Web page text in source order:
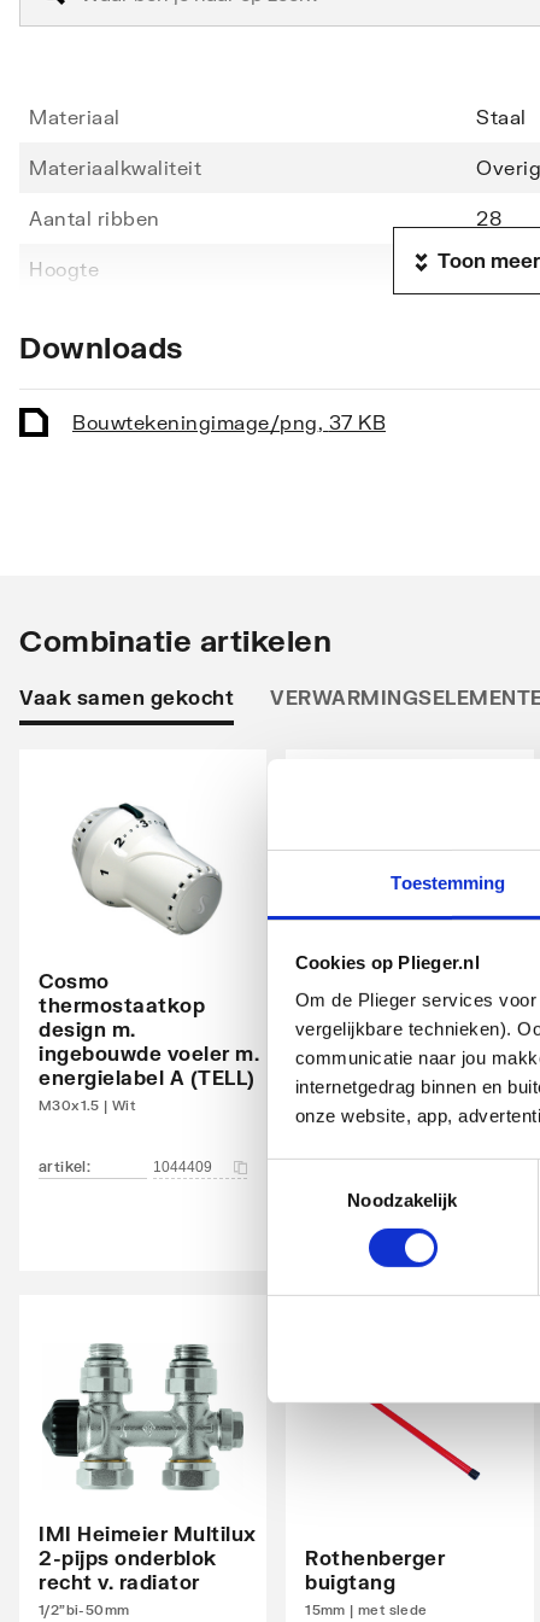
Toestemming
Cookies op Plieger.nl
Om de Plieger services
vergelijkbare technieken).
communicatie naar jou
internetgedrag binnen en
onze website, app,
Noodzakelijk
Materiaal Staal
Materiaalkwaliteit Overig
Aantal ribben 28
Hoogte 1210
Vorm stralingsbuis
Warmteafgifte EN 442 20°C - 75/65
N-exponent
Max. werkdruk 10
Waterinhoud 5.9
Kleur
RAL-nummer 9016
Glansgraad Mat
Gelakt
Met handdoekhouder
Met bovenbekleding
Zwenkbaar
Aansluitcombi MO
Ja
Draadmaat (inch)
Toon meer
Downloads
Bouwtekeningimage/png, 37 KB
Combinatie artikelen
Vaak samen gekocht
Cosmo
thermostaatkop
design m.
ingebouwde voeler m.
energielabel A (TELL)
M30x1.5 | Wit
artikel: 1044409
thermostaatkop
design m.
ingebouwde voeler m.
energielabel A (TELL)
M30x1.5 | Chroom
IMI Heimeier Multilux
2-pijps onderblok
recht v. radiator
1/2"bi-50mm
Rothenberger
buigtang
15mm | met slede